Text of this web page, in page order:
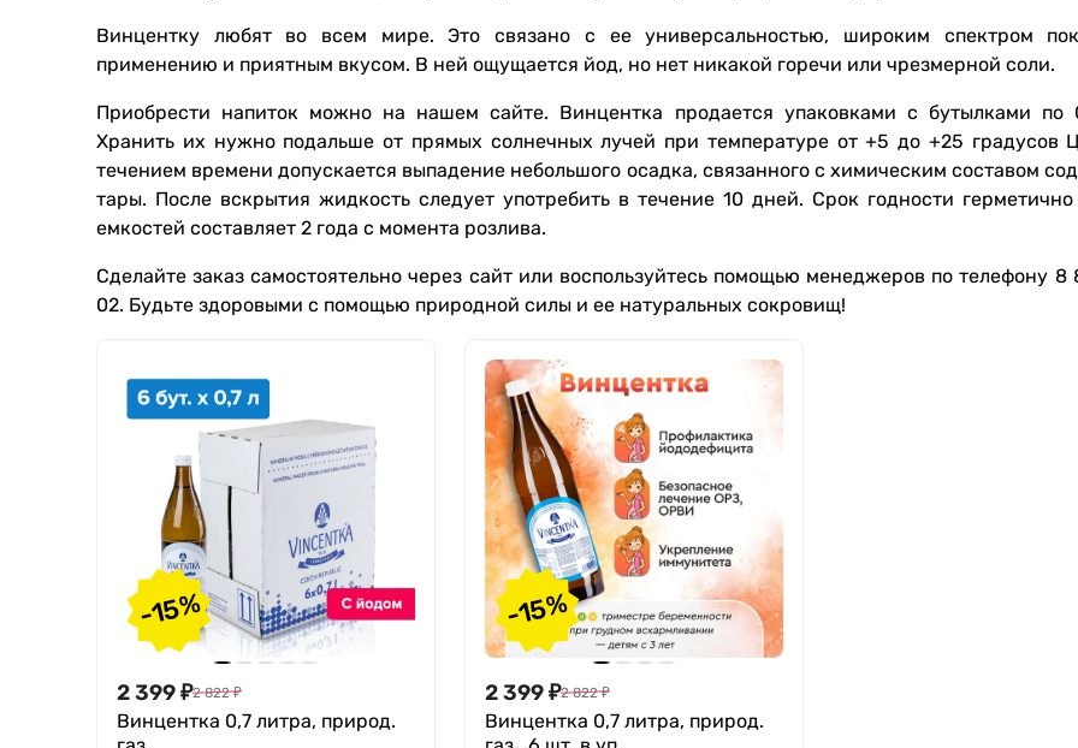
Винцентку любят во всем мире. Это связано с ее универсальностью, широким спектром
применению и приятным вкусом. В ней ощущается йод, но нет никакой горечи или чрезмерной соли.
Приобрести напиток можно на нашем сайте. Винцентка продается упаковками с бутылками по
Хранить их нужно подальше от прямых солнечных лучей при температуре от +5 до +25 градусов
течением времени допускается выпадение небольшого осадка, связанного с химическим составом
тары. После вскрытия жидкость следует употребить в течение 10 дней. Срок годности
емкостей составляет 2 года с момента розлива.
Сделайте заказ самостоятельно через сайт или воспользуйтесь помощью менеджеров по телефону 8
02. Будьте здоровыми с помощью природной силы и ее натуральных сокровищ!
-15%
2 399₽2 822 ₽
Винцентка 0,7 литра, природ.
-15%
2 399₽2 822 ₽
Винцентка 0,7 литра, природ.